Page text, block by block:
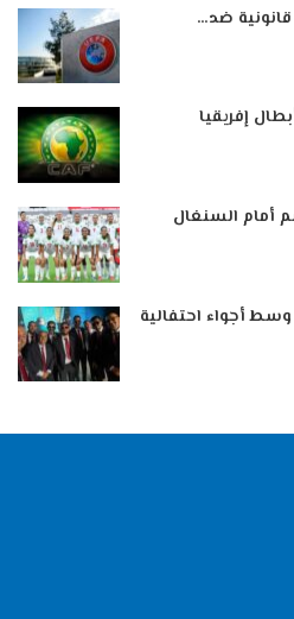
قانونية ضد…
إفريقيا
أمام السنغال
أجواء احتفالية